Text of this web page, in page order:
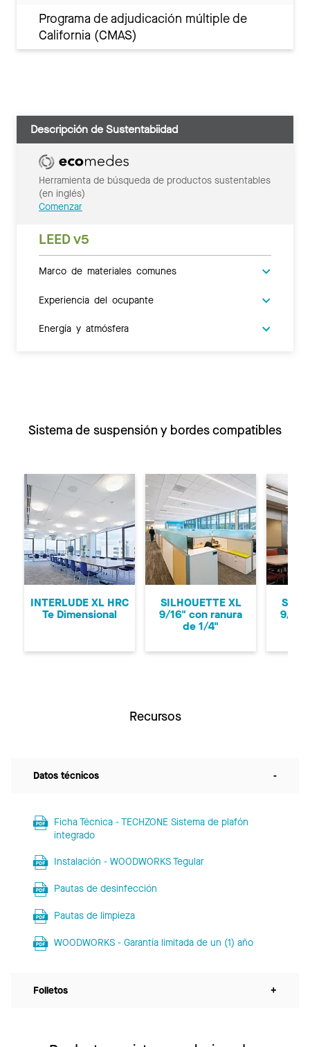
Programa de adjudicación múltiple de
California (CMAS)
Descripción de Sustentabiidad
Herramienta de búsqueda de productos sustentables
(en inglés)
Comenzar
LEED v5
Marco de materiales comunes
Experiencia del ocupante
Energía y atmósfera
Sistema de suspensión y bordes compatibles
Anterior
INTERLUDE XL HRC
Te Dimensional
SILHOUETTE XL
9/16" con ranura
de 1/4"
9/16"
Recursos
Datos técnicos -
Ficha Técnica - TECHZONE Sistema de plafón
integrado
Instalación - WOODWORKS Tegular
Pautas de desinfección
Pautas de limpieza
WOODWORKS - Garantía limitada de un (1) año
Folletos +